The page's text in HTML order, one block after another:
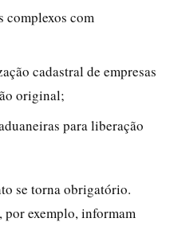
complexos com
cadastral de empresas
original;
para liberação
se torna obrigatório.
por exemplo, informam